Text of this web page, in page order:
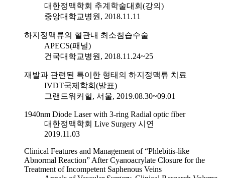
대한정맥학회 추계학술대회(강의)
중앙대학교병원, 2018.11.11
하지정맥류의 혈관내 최소침습수술
APECS(패널)
건국대학교병원, 2018.11.24~25
재발과 관련된 특이한 형태의 하지정맥류 치료
IVDT국제학회(발표)
그랜드워커힐, 서울, 2019.08.30~09.01
1940nm Diode Laser with 3-ring Radial optic fiber
대한정맥학회 Live Surgery 시연
2019.11.03
Clinical Features and Management of “Phlebitis-like
Abnormal Reaction” After Cyanoacrylate Closure for the
Treatment of Incompetent Saphenous Veins